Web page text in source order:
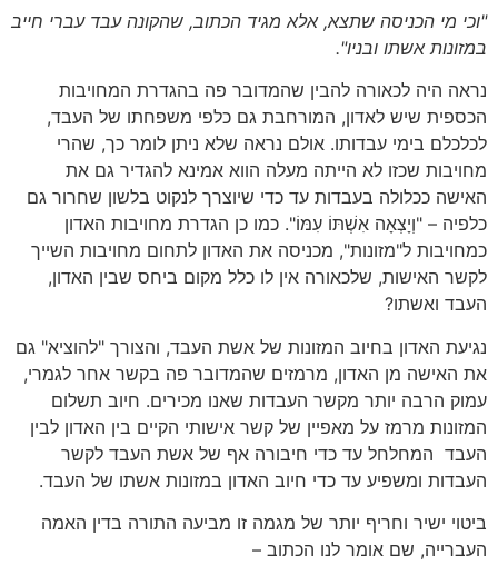
"וכי מי הכניסה שתצא, אלא מגיד הכתוב, שהקונה עבד עברי חייב
במזונות אשתו ובניו".
נראה היה לכאורה להבין שהמדובר פה בהגדרת המחויבות
הכספית שיש לאדון, המורחבת גם כלפי משפחתו של העבד,
לכלכלם בימי עבדותו. אולם נראה שלא ניתן לומר כך, שהרי
מחויבות שכזו לא הייתה מעלה הווא אמינא להגדיר גם את
האישה ככלולה בעבדות עד כדי שיוצרך לנקוט בלשון שחרור גם
כלפיה – "וְיָצְאָה אִשְׁתּוֹ עִמּוֹ". כמו כן הגדרת מחויבות האדון
כמחויבות ל"מזונות", מכניסה את האדון לתחום מחויבות השייך
לקשר האישות, שלכאורה אין לו כלל מקום ביחס שבין האדון,
העבד ואשתו?
נגיעת האדון בחיוב המזונות של אשת העבד, והצורך "להוציא" גם
את האישה מן האדון, מרמזים שהמדובר פה בקשר אחר לגמרי,
עמוק הרבה יותר מקשר העבדות שאנו מכירים. חיוב תשלום
המזונות מרמז על מאפיין של קשר אישותי הקיים בין האדון לבין
העבד המחלחל עד כדי חיבורה אף של אשת העבד לקשר
העבדות ומשפיע עד כדי חיוב האדון במזונות אשתו של העבד.
ביטוי ישיר וחריף יותר של מגמה זו מביעה התורה בדין האמה
העברייה, שם אומר לנו הכתוב –